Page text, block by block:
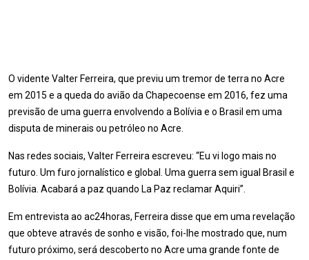
O vidente Valter Ferreira, que previu um tremor de terra no Acre
em 2015 e a queda do avião da Chapecoense em 2016, fez uma
previsão de uma guerra envolvendo a Bolívia e o Brasil em uma
disputa de minerais ou petróleo no Acre.
Nas redes sociais, Valter Ferreira escreveu: “Eu vi logo mais no
futuro. Um furo jornalístico e global. Uma guerra sem igual Brasil e
Bolívia. Acabará a paz quando La Paz reclamar Aquiri”.
Em entrevista ao ac24horas, Ferreira disse que em uma revelação
que obteve através de sonho e visão, foi-lhe mostrado que, num
futuro próximo, será descoberto no Acre uma grande fonte de